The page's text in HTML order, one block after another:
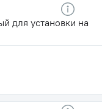
для установки на